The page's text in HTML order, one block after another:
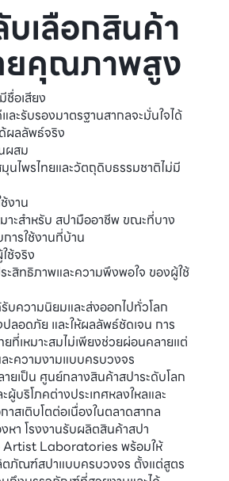
บเลือกสินค้า
ยคุณภาพสูง
ชื่อเสียง
ะรับรองมาตรฐานสากลจะมั่นใจได้
ผลลัพธ์จริง
ผสม
นไพรไทยและวัตถุดิบธรรมชาติไม่มี
งาน
ะสำหรับ สปามืออาชีพ ขณะที่บาง
ารใช้งานที่บ้าน
ช้จริง
ะสิทธิภาพและความพึงพอใจ ของผู้ใช้
บความนิยมและส่งออกไปทั่วโลก
ลอดภัย และให้ผลลัพธ์ชัดเจน การ
ยที่เหมาะสมไม่เพียงช่วยผ่อนคลายแต่
ะความงามแบบครบวงจร
ายเป็น ศูนย์กลางสินค้าสปาระดับโลก
ผู้บริโภคต่างประเทศหลงใหลและ
าสเติบโตต่อเนื่องในตลาดสากล
า โรงงานรับผลิตสินค้าสปา
Laboratories พร้อมให้
ภัณฑ์สปาแบบครบวงจร ตั้งแต่สูตร